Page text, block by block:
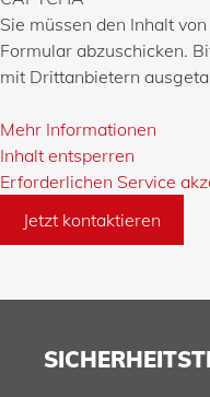
Sie müssen den Inhalt von
Formular abzuschicken.
mit Drittanbietern
Mehr Informationen
Inhalt entsperren
Erforderlichen Service
Jetzt kontaktieren